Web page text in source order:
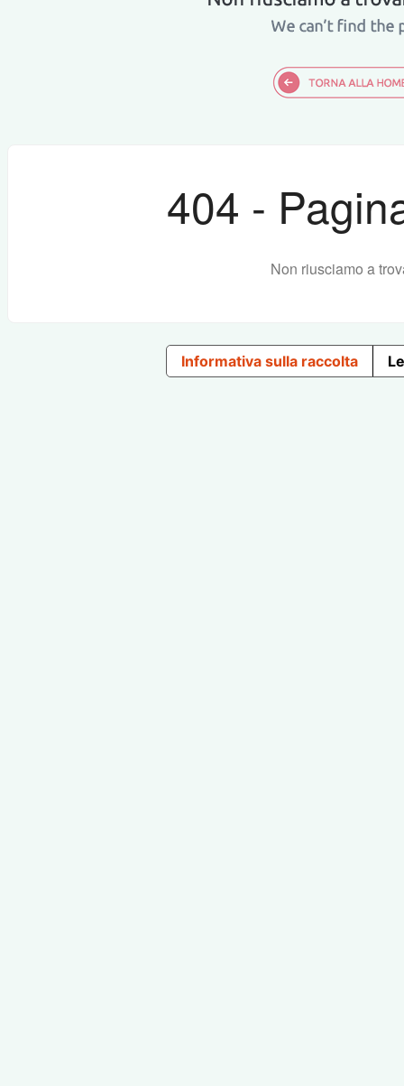
404 -
Non riusciamo a
Informativa sulla raccolta